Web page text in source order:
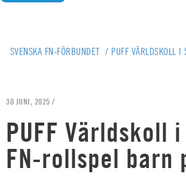
SVENSKA FN-FÖRBUNDET / PUFF VÄRLDSKOLL I
30 JUNI, 2025 /
PUFF Världskoll
FN-rollspel barn